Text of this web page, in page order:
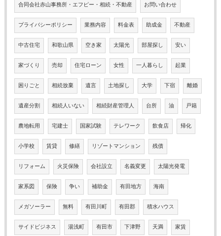
合同会社赤山事務所・エフピー・相続・不動産 お問い合わせ
プライバシーポリシー 業務内容 料金表 助成金 不動産
中古住宅 和歌山県 空き家 太陽光 部屋探し 安い
家づくり 売却 住宅ローン 女性 一人暮らし 起業
困りごと 相続放棄 遺言 土地探し 大学 下宿 離婚
遺産分割 相続人いない 相続財産管理人 台所 油 戸籍
農地転用 宅建士 国家試験 テレワーク 飲食店 帰化
小学校 賃貸 修繕 リゾートマンション 残債
リフォーム 火災保険 会社設立 名義変更 太陽光発電
家系図 保険 争い 補助金 有田地方 海南
メガソーラー 無料 有田川町 有田郡 積水ハウス
サイドビジネス 湯浅町 有田市 下津野 天満 家賃